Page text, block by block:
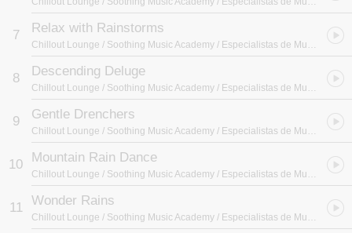
7 Relax with Rainstorms
Chillout Lounge / Soothing Music Academy / Especialistas de Musica para Dormir
8 Descending Deluge
Chillout Lounge / Soothing Music Academy / Especialistas de Musica para Dormir
9 Gentle Drenchers
Chillout Lounge / Soothing Music Academy / Especialistas de Musica para Dormir
10 Mountain Rain Dance
Chillout Lounge / Soothing Music Academy / Especialistas de Musica para Dormir
11 Wonder Rains
Chillout Lounge / Soothing Music Academy / Especialistas de Musica para Dormir